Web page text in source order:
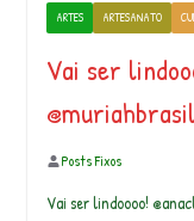
ARTES ARTESANATO
Vai ser
Posts Fixos
Vai ser lindoooo!